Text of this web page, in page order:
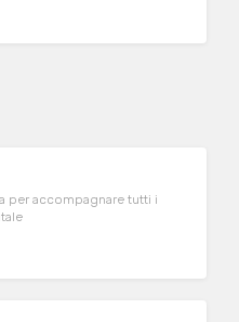
per accompagnare tutti i